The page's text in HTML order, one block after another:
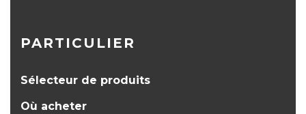
PARTICULIER
Sélecteur de produits
Où acheter